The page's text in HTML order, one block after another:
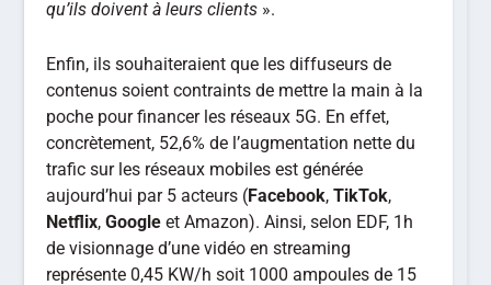
qu’ils doivent à leurs clients ».
Enfin, ils souhaiteraient que les diffuseurs de
contenus soient contraints de mettre la main à la
poche pour financer les réseaux 5G. En effet,
concrètement, 52,6% de l’augmentation nette du
trafic sur les réseaux mobiles est générée
aujourd’hui par 5 acteurs (Facebook,TikTok,
Netflix,Google et Amazon). Ainsi, selon EDF, 1h
de visionnage d’une vidéo en streaming
représente 0,45 KW/h soit 1000 ampoules de 15